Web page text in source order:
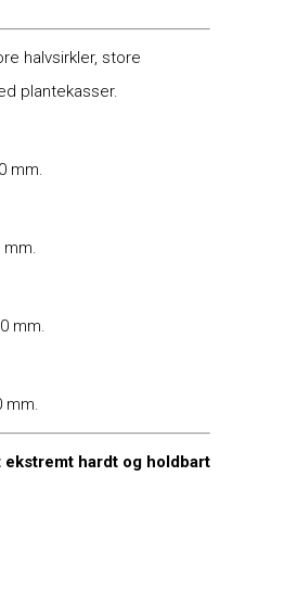
halvsirkler, store
plantekasser.
mm.
mm.
mm.
hardt og holdbart